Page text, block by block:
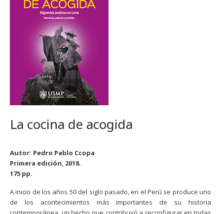
La cocina de acogida
Autor: Pedro Pablo Ccopa
Primera edición, 2018.
175 pp.
A inicio de los años 50 del siglo pasado, en el Perú se produce uno
de los acontecimientos más importantes de su historia